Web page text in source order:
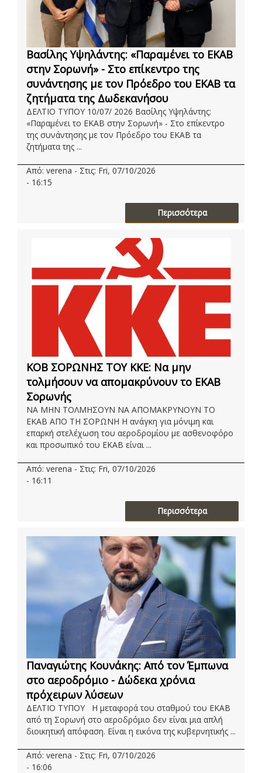
Βασίλης Υψηλάντης: «Παραμένει το ΕΚΑΒ
στην Σορωνή» - Στο επίκεντρο της
συνάντησης με τον Πρόεδρο του ΕΚΑΒ τα
ζητήματα της Δωδεκανήσου
ΔΕΛΤΙΟ ΤΥΠΟΥ 10/07/ 2026 Βασίλης Υψηλάντης:
«Παραμένει το ΕΚΑΒ στην Σορωνή» - Στο επίκεντρο
της συνάντησης με τον Πρόεδρο του ΕΚΑΒ τα
ζητήματα της ...
Από: verena - Στις: Fri, 07/10/2026
- 16:15
Περισσότερα
ΚΟΒ ΣΟΡΩΝΗΣ ΤΟΥ ΚΚΕ: Να μην
τολμήσουν να απομακρύνουν το ΕΚΑΒ
Σορωνής
ΝΑ ΜΗΝ ΤΟΛΜΗΣΟΥΝ ΝΑ ΑΠΟΜΑΚΡΥΝΟΥΝ ΤΟ
ΕΚΑΒ ΑΠΟ ΤΗ ΣΟΡΩΝΗ Η ανάγκη για μόνιμη και
επαρκή στελέχωση του αεροδρομίου με ασθενοφόρο
και προσωπικό του ΕΚΑΒ είναι ...
Από: verena - Στις: Fri, 07/10/2026
- 16:11
Περισσότερα
Παναγιώτης Κουνάκης: Από τον Έμπωνα
στο αεροδρόμιο - Δώδεκα χρόνια
πρόχειρων λύσεων
ΔΕΛΤΙΟ ΤΥΠΟΥ Η μεταφορά του σταθμού του ΕΚΑΒ
από τη Σορωνή στο αεροδρόμιο δεν είναι μια απλή
διοικητική απόφαση. Είναι η εικόνα της κυβερνητικής ...
Από: verena - Στις: Fri, 07/10/2026
- 16:06